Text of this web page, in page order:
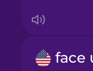
face